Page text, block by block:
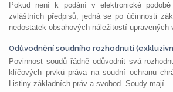
Pokud není k podání v elektronické
zvláštních předpisů, jedná se po účinnosti
nedostatek obsahových náležitostí upravených
Odůvodnění soudního rozhodnutí
Povinnost soudů řádně odůvodnit svá
klíčových prvků práva na soudní ochranu
Listiny základních práv a svobod. Soudy mají...